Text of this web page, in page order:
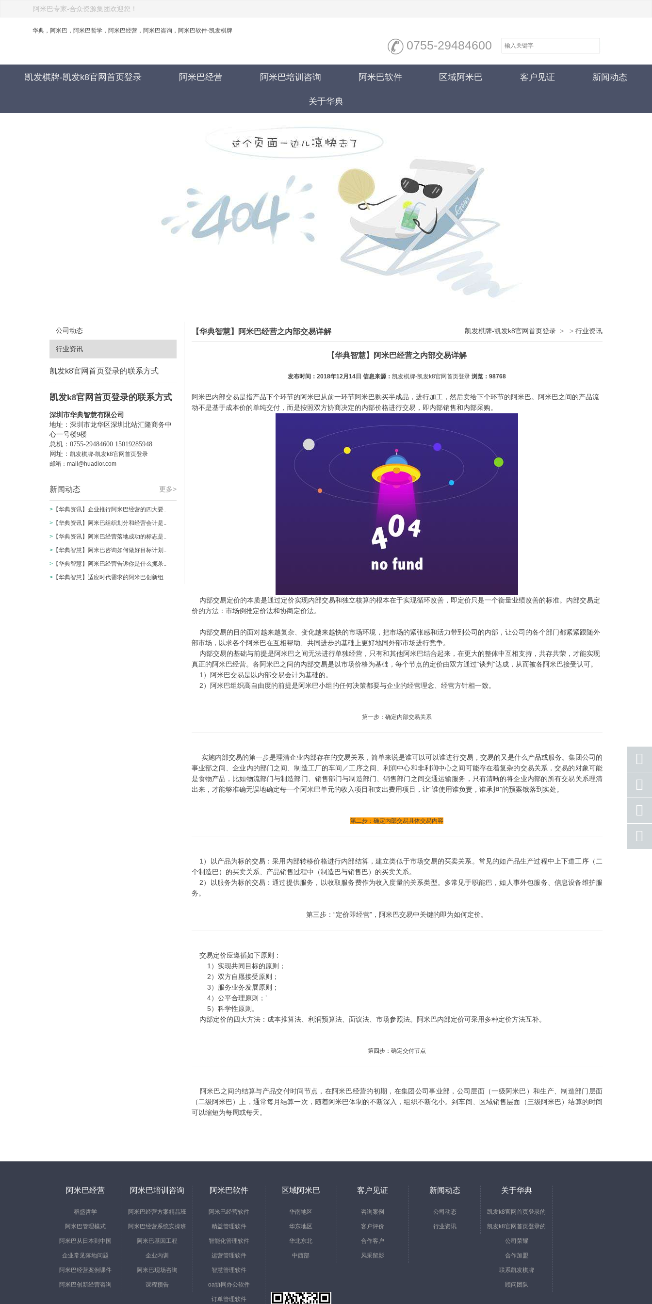
阿米巴专家-合众资源集团欢迎您！
华典，阿米巴，阿米巴哲学，阿米巴经营，阿米巴咨询，阿米巴软件-凯发棋牌
0755-29484600
凯发棋牌-凯发k8官网首页登录 阿米巴经营 阿米巴培训咨询 阿米巴软件 区域阿米巴 客户见证 新闻动态
关于华典
公司动态
行业资讯
凯发k8官网首页登录的联系方式
凯发k8官网首页登录的联系方式
深圳市华典智慧有限公司
地址：深圳市龙华区深圳北站汇隆商务中
心一号楼9楼
总机：0755-29484600 15019285948
网址： 凯发棋牌-凯发k8官网首页登录
邮箱： mail@huadior.com
更多>
新闻动态
> 【华典资讯】企业推行阿米巴经营的四大要..
> 【华典资讯】阿米巴组织划分和经营会计是..
> 【华典资讯】阿米巴经营落地成功的标志是..
> 【华典智慧】阿米巴咨询如何做好目标计划..
> 【华典智慧】阿米巴经营告诉你是什么扼杀..
> 【华典智慧】适应时代需求的阿米巴创新组..
【华典智慧】阿米巴经营之内部交易详解 凯发棋牌-凯发k8官网首页登录 > > 行业资讯
【华典智慧】阿米巴经营之内部交易详解
发布时间：2018年12月14日 信息来源：凯发棋牌-凯发k8官网首页登录 浏览：98768
阿米巴内部交易是指产品下个环节的阿米巴从前一环节阿米巴购买半成品，进行加工，然后卖给下个环节的阿米巴。阿米巴之间的产品流
动不是基于成本价的单纯交付，而是按照双方协商决定的内部价格进行交易，即内部销售和内部采购。
内部交易定价的本质是通过定价实现内部交易和独立核算的根本在于实现循环改善，即定价只是一个衡量业绩改善的标准。内部交易定
价的方法：市场倒推定价法和协商定价法。
内部交易的目的面对越来越复杂、变化越来越快的市场环境，把市场的紧张感和活力带到公司的内部，让公司的各个部门都紧紧跟随外
部市场，以求各个阿米巴在互相帮助、共同进步的基础上更好地同外部市场进行竞争。
内部交易的基础与前提是阿米巴之间无法进行单独经营，只有和其他阿米巴结合起来，在更大的整体中互相支持，共存共荣，才能实现
真正的阿米巴经营。各阿米巴之间的内部交易是以市场价格为基础，每个节点的定价由双方通过“谈判”达成，从而被各阿米巴接受认可。
1）阿米巴交易是以内部交易会计为基础的。
2）阿米巴组织高自由度的前提是阿米巴小组的任何决策都要与企业的经营理念、经营方针相一致。
第一步：确定内部交易关系
实施内部交易的第一步是理清企业内部存在的交易关系，简单来说是谁可以可以谁进行交易，交易的又是什么产品或服务。集团公司的
事业部之间、企业内的部门之间、制造工厂的车间／工序之间、利润中心和非利润中心之间可能存在着复杂的交易关系，交易的对象可能
是食物产品，比如物流部门与制造部门、销售部门与制造部门、销售部门之间交通运输服务，只有清晰的将企业内部的所有交易关系理清
出来，才能够准确无误地确定每一个阿米巴单元的收入项目和支出费用项目，让“谁使用谁负责，谁承担”的预案饿落到实处。
第二步：确定内部交易具体交易内容
1）以产品为标的交易：采用内部转移价格进行内部结算，建立类似于市场交易的买卖关系。常见的如产品生产过程中上下道工序（二
个制造巴）的买卖关系、产品销售过程中（制造巴与销售巴）的买卖关系。
2）以服务为标的交易：通过提供服务，以收取服务费作为收入度量的关系类型。多常见于职能巴，如人事外包服务、信息设备维护服
务。
第三步：“定价即经营”，阿米巴交易中关键的即为如何定价。
交易定价应遵循如下原则：
1）实现共同目标的原则；
2）双方自愿接受原则；
3）服务业务发展原则；
4）公平合理原则；’
5）科学性原则。
内部定价的四大方法：成本推算法、利润预算法、面议法、市场参照法。阿米巴内部定价可采用多种定价方法互补。
第四步：确定交付节点
阿米巴之间的结算与产品交付时间节点，在阿米巴经营的初期，在集团公司事业部，公司层面（一级阿米巴）和生产、制造部门层面
（二级阿米巴）上，通常每月结算一次，随着阿米巴体制的不断深入，组织不断化小。到车间、区域销售层面（三级阿米巴）结算的时间
可以缩短为每周或每天。
阿米巴经营
稻盛哲学
阿米巴管理模式
阿米巴从日本到中国
企业常见落地问题
阿米巴经营案例课件
阿米巴创新经营咨询
阿米巴培训咨询
阿米巴经营方案精品班
阿米巴经营系统实操班
阿米巴基因工程
企业内训
阿米巴现场咨询
课程预告
阿米巴软件
阿米巴经营软件
精益管理软件
智能化管理软件
运营管理软件
智慧管理软件
oa协同办公软件
订单管理软件
区域阿米巴
华南地区
华东地区
华北东北
中西部
客户见证
咨询案例
客户评价
合作客户
风采留影
新闻动态
公司动态
行业资讯
关于华典
凯发k8官网首页登录的
简介
凯发k8官网首页登录的
文化
公司荣耀
合作加盟
联系凯发棋牌
顾问团队
座机
手机
qq